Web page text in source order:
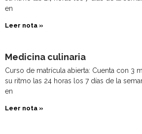
en
Leer nota »
Medicina culinaria
Curso de matrícula abierta: Cuenta con 3
su ritmo las 24 horas los 7 días de la
en
Leer nota »